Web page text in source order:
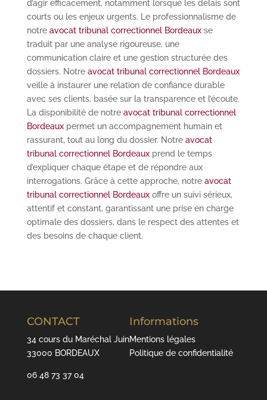
d’agir efficacement, notamment lorsque les délais sont
courts ou les enjeux urgents. Le professionnalisme de
notre avocat tribunal correctionnel Bordeauxse
traduit par une analyse rigoureuse, une
communication claire et une gestion structurée des
dossiers. Notre avocat tribunal correctionnel Bordeaux
veille à instaurer une relation de confiance durable
avec ses clients, basée sur la transparence et l’écoute.
La disponibilité de notre avocat tribunal correctionnel
Bordeauxpermet un accompagnement humain et
rassurant, tout au long du dossier. Notre avocat
tribunal correctionnel Bordeauxprend le temps
d’expliquer chaque étape et de répondre aux
interrogations. Grâce à cette approche, notre avocat
tribunal correctionnel Bordeauxoffre un suivi sérieux,
attentif et constant, garantissant une prise en charge
optimale des dossiers, dans le respect des attentes et
des besoins de chaque client.
CONTACT
34 cours du Maréchal Juin
33000 BORDEAUX
06 48 73 37 04
Informations
Mentions légales
Politique de confidentialité